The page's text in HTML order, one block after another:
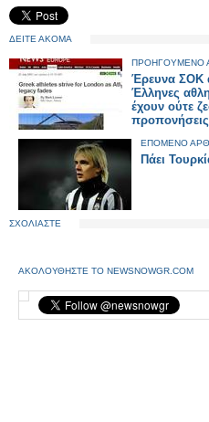
ΔΕΙΤΕ ΑΚΟΜΑ
ΠΡΟΗΓΟΥΜΕΝΟ
Έρευνα ΣΟΚ
Έλληνες
έχουν ούτε
ΕΠΟΜΕΝΟ
Πάει
ΣΧΟΛΙΑΣΤΕ
ΑΚΟΛΟΥΘΗΣΤΕ ΤΟ NEWSNOWGR.COM